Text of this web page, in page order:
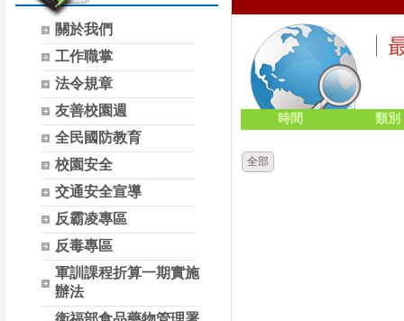
關於我們
工作職掌
法令規章
友善校園週
全民國防教育
校園安全
交通安全宣導
反霸凌專區
反毒專區
軍訓課程折算一期實施
辦法
時間 類別
全部